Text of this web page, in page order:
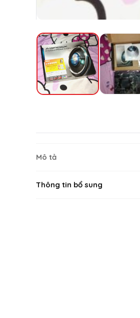
Mô tả
Thông tin bổ sung